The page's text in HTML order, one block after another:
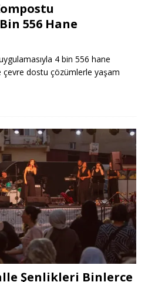
556 Hane
4 bin 556 hane
dostu çözümlerle yaşam
Şenlikleri Binlerce